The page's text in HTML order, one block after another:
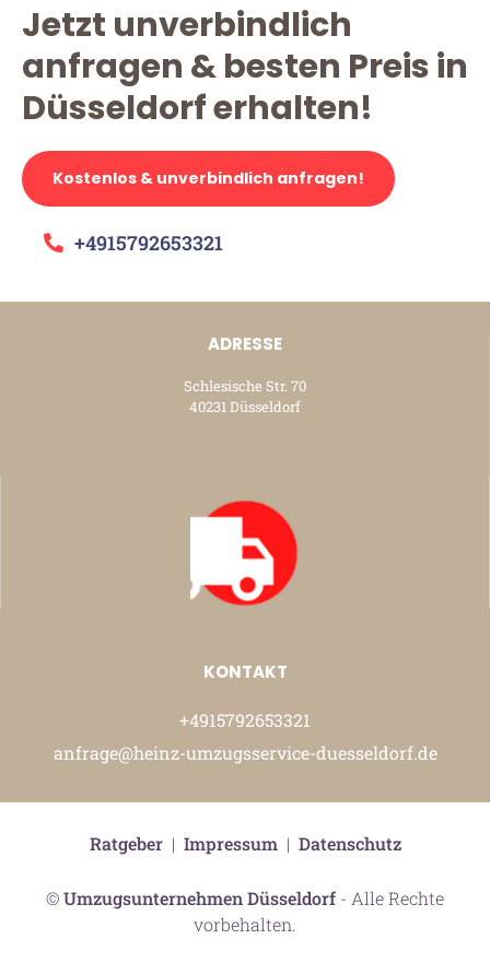
Jetzt unverbindlich
anfragen & besten Preis in
Düsseldorf erhalten!
Kostenlos & unverbindlich anfragen!
+4915792653321
ADRESSE
Schlesische Str. 70
40231 Düsseldorf
KONTAKT
+4915792653321
anfrage@heinz-umzugsservice-duesseldorf.de
©Umzugsunternehmen Düsseldorf - Alle Rechte
vorbehalten.
Ratgeber| Impressum| Datenschutz